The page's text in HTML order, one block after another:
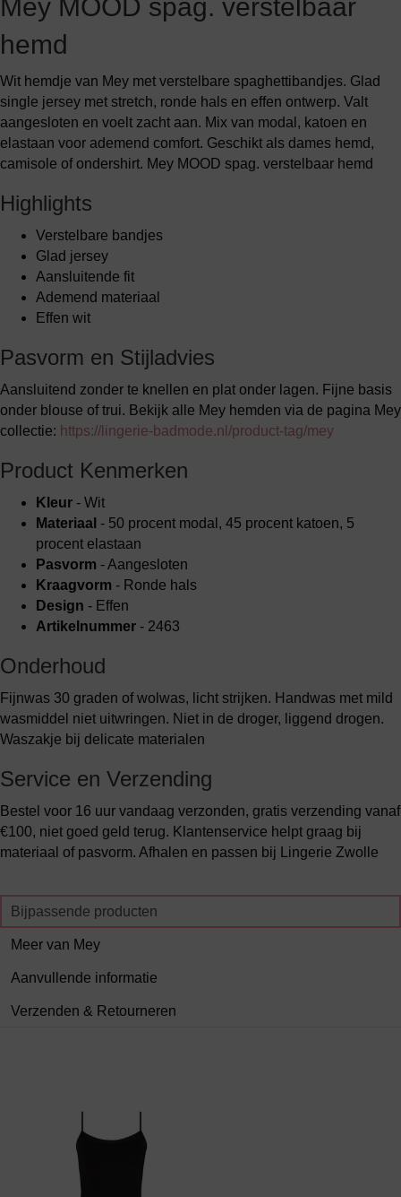
Mey MOOD spag. verstelbaar
hemd
Wit hemdje van Mey met verstelbare spaghettibandjes. Glad
single jersey met stretch, ronde hals en effen ontwerp. Valt
aangesloten en voelt zacht aan. Mix van modal, katoen en
elastaan voor ademend comfort. Geschikt als dames hemd,
camisole of ondershirt. Mey MOOD spag. verstelbaar hemd
Highlights
Verstelbare bandjes
Glad jersey
Aansluitende fit
Ademend materiaal
Effen wit
Pasvorm en Stijladvies
Aansluitend zonder te knellen en plat onder lagen. Fijne basis
onder blouse of trui. Bekijk alle Mey hemden via de pagina Mey
collectie: https://lingerie-badmode.nl/product-tag/mey
Product Kenmerken
Kleur - Wit
Materiaal - 50 procent modal, 45 procent katoen, 5
procent elastaan
Pasvorm - Aangesloten
Kraagvorm - Ronde hals
Design - Effen
Artikelnummer - 2463
Onderhoud
Fijnwas 30 graden of wolwas, licht strijken. Handwas met mild
wasmiddel niet uitwringen. Niet in de droger, liggend drogen.
Waszakje bij delicate materialen
Service en Verzending
Bestel voor 16 uur vandaag verzonden, gratis verzending vanaf
€100, niet goed geld terug. Klantenservice helpt graag bij
materiaal of pasvorm. Afhalen en passen bij Lingerie Zwolle
Bijpassende producten
Meer van Mey
Aanvullende informatie
Verzenden & Retourneren